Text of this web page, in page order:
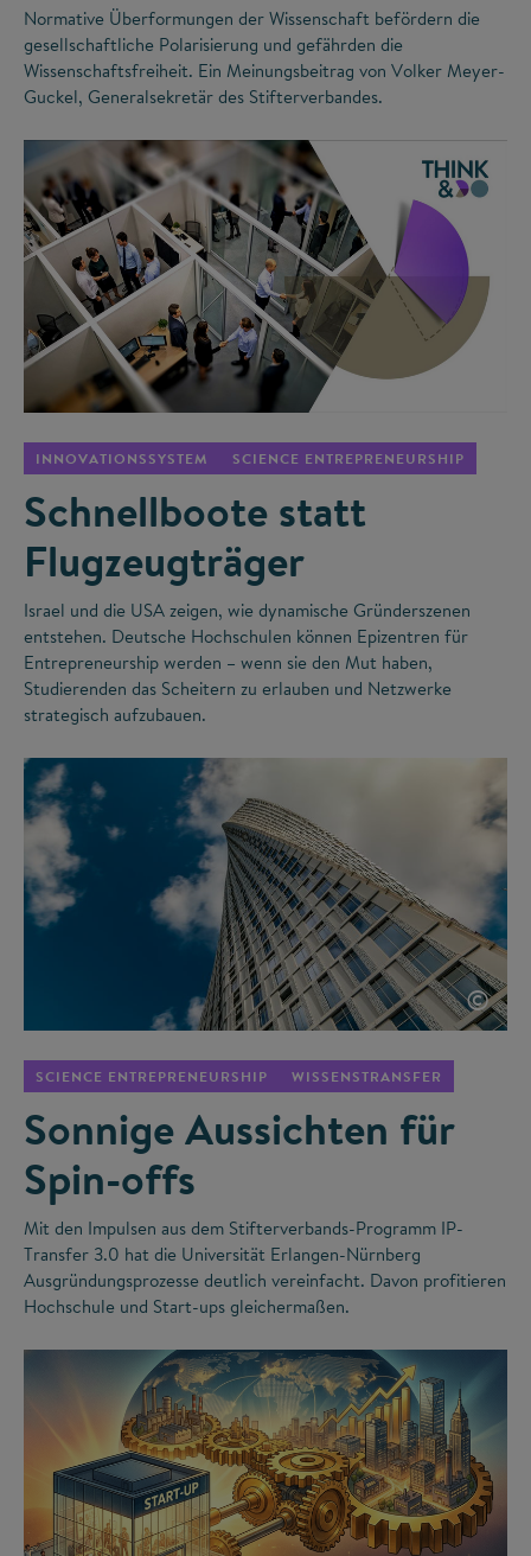
Normative Überformungen der Wissenschaft befördern die
gesellschaftliche Polarisierung und gefährden die
Wissenschaftsfreiheit. Ein Meinungsbeitrag von Volker Meyer-
Guckel, Generalsekretär des Stifterverbandes.
INNOVATIONSSYSTEM SCIENCE ENTREPRENEURSHIP
Schnellboote statt
Flugzeugträger
Israel und die USA zeigen, wie dynamische Gründerszenen
entstehen. Deutsche Hochschulen können Epizentren für
Entrepreneurship werden – wenn sie den Mut haben,
Studierenden das Scheitern zu erlauben und Netzwerke
strategisch aufzubauen.
©
SCIENCE ENTREPRENEURSHIP WISSENSTRANSFER
Sonnige Aussichten für
Spin-offs
Mit den Impulsen aus dem Stifterverbands-Programm IP-
Transfer 3.0 hat die Universität Erlangen-Nürnberg
Ausgründungsprozesse deutlich vereinfacht. Davon profitieren
Hochschule und Start-ups gleichermaßen.